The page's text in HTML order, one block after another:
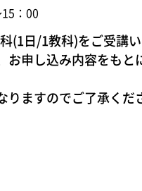
：00
日/1教科)をご受講い
お申し込み内容をもと
ますのでご了承くだ